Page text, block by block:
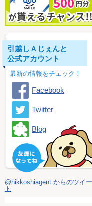
引越しＡじぇんと
公式アカウント
最新の情報をチェック！
Facebook
Twitter
Blog
@hikkoshiagent からのツイー
ト